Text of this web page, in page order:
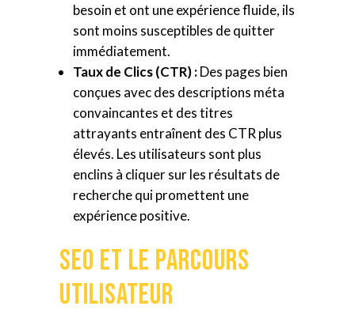
besoin et ont une expérience fluide, ils
sont moins susceptibles de quitter
immédiatement.
Taux de Clics (CTR) :Des pages bien
conçues avec des descriptions méta
convaincantes et des titres
attrayants entraînent des CTR plus
élevés. Les utilisateurs sont plus
enclins à cliquer sur les résultats de
recherche qui promettent une
expérience positive.
SEO et le Parcours
Utilisateur